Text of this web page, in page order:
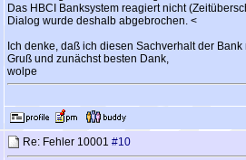
Das HBCI Banksystem reagiert nicht
Dialog wurde deshalb abgebrochen. <
Ich denke, daß ich diesen Sachverhalt der Bank
Gruß und zunächst besten Dank,
wolpe
Re: Fehler 10001 #10